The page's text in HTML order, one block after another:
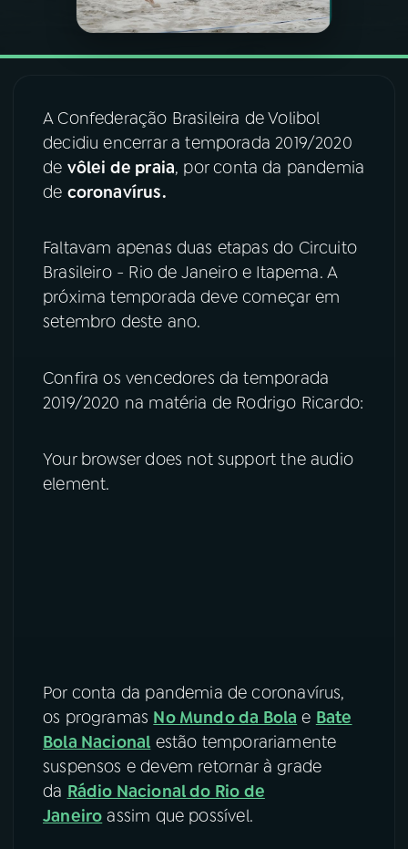
PODCASTS
07ÚLTIMAS
ACOMPANHE A RÁDIO NACIONAL
YouTube Facebook
TikTok
A Confederação Brasileira de Volibol
decidiu encerrar a temporada 2019/2020
de vôlei de praia, por conta da pandemia
de coronavírus.
Faltavam apenas duas etapas do Circuito
Brasileiro - Rio de Janeiro e Itapema. A
próxima temporada deve começar em
setembro deste ano.
Confira os vencedores da temporada
2019/2020 na matéria de Rodrigo Ricardo:
Your browser does not support the audio
element.
Por conta da pandemia de coronavírus,
os programas No Mundo da Bola e Bate
Bola Nacional estão temporariamente
suspensos e devem retornar à grade
da Rádio Nacional do Rio de
Janeiro assim que possível.